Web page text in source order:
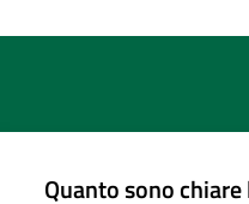
Quanto sono